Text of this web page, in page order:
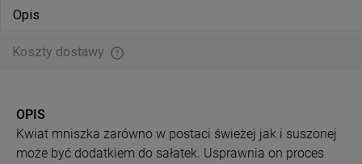
Opis
Koszty dostawy
OPIS
Kwiat mniszka zarówno w postaci świeżej jak i suszonej
może być dodatkiem do sałatek. Usprawnia on proces